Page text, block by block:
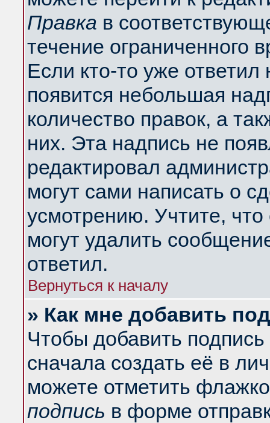
Правка в
течение ограниченного
Если кто-то уже
появится небольшая
количество правок, а
них. Эта надпись не
редактировал
могут сами написать о
усмотрению. Учтите,
могут удалить
ответил.
Вернуться к началу
» Как мне добавить
Чтобы добавить
сначала создать её в
можете отметить
подпись в форме